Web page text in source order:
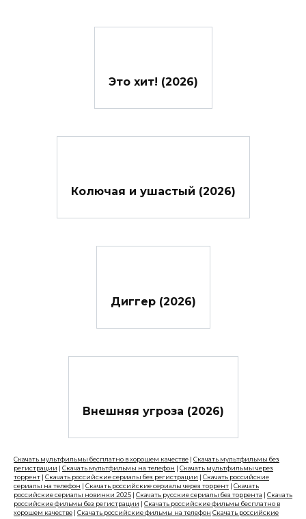
Это хит! (2026)
Колючая и ушастый (2026)
Диггер (2026)
Внешняя угроза (2026)
Скачать мультфильмы бесплатно в хорошем качестве | Скачать мультфильмы без
регистрации | Скачать мультфильмы на телефон | Скачать мультфильмы через
торрент | Скачать российские сериалы без регистрации | Скачать российские
сериалы на телефон | Скачать российские сериалы через торрент | Скачать
российские сериалы новинки 2025 | Скачать русские сериалы без торрента | Скачать
российские фильмы без регистрации | Скачать российские фильмы бесплатно в
хорошем качестве | Скачать российские фильмы на телефон Скачать российские